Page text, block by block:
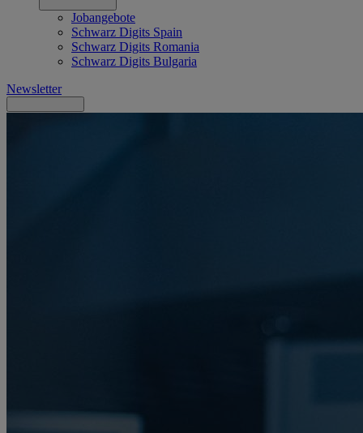
Jobangebote
Schwarz Digits Spain
Schwarz Digits Romania
Schwarz Digits Bulgaria
Newsletter